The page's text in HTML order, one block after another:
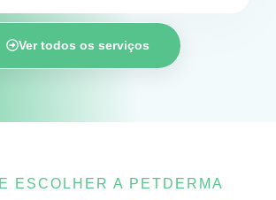
Ver todos os serviços
ESCOLHER A PETDERMA